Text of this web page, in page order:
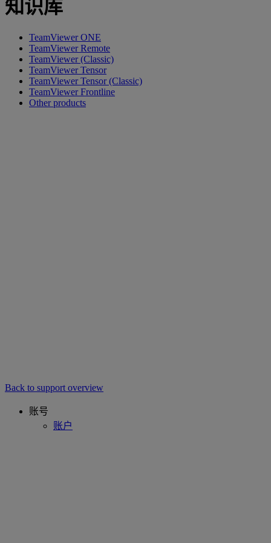
知识库
TeamViewer ONE
TeamViewer Remote
TeamViewer (Classic)
TeamViewer Tensor
TeamViewer Tensor (Classic)
TeamViewer Frontline
Other products
Back to support overview
账号
账户